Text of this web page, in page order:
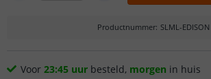
Productnummer: SLML-EDISON
Voor 23:45 uur besteld, morgen in huis